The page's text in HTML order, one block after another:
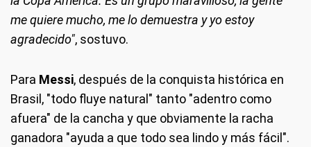
me quiere mucho, me lo demuestra y yo estoy
agradecido", sostuvo.
Para Messi, después de la conquista histórica en
Brasil, "todo fluye natural" tanto "adentro como
afuera" de la cancha y que obviamente la racha
ganadora "ayuda a que todo sea lindo y más fácil".